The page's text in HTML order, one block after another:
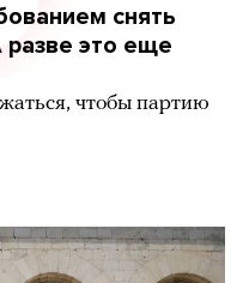
снять
это еще
чтобы партию